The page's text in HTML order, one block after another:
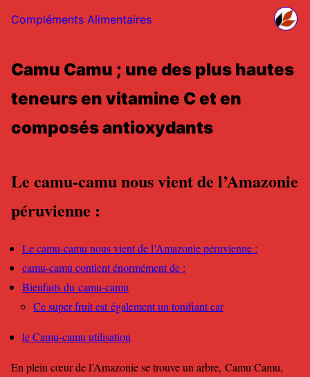
Compléments Alimentaires
Camu Camu ; une des plus hautes
teneurs en vitamine C et en
composés antioxydants
Le camu-camu nous vient de l’Amazonie
péruvienne :
Le camu-camu nous vient de l’Amazonie péruvienne :
camu-camu contient énormément de :
Bienfaits du camu-camu
Ce super fruit est également un tonifiant car
le Camu-camu utilisation
En plein cœur de l’Amazonie se trouve un arbre, Camu Camu,